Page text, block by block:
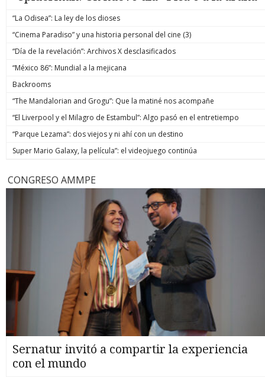
“La Odisea”: La ley de los dioses
“Cinema Paradiso” y una historia personal del cine (3)
“Día de la revelación”: Archivos X desclasificados
“México 86”: Mundial a la mejicana
Backrooms
“The Mandalorian and Grogu”: Que la matiné nos acompañe
“El Liverpool y el Milagro de Estambul”: Algo pasó en el entretiempo
“Parque Lezama”: dos viejos y ni ahí con un destino
Super Mario Galaxy, la película”: el videojuego continúa
CONGRESO AMMPE
Sernatur invitó a compartir la experiencia
con el mundo